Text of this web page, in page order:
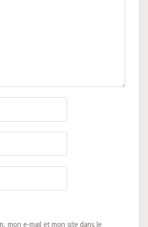
mon e-mail et mon site dans le